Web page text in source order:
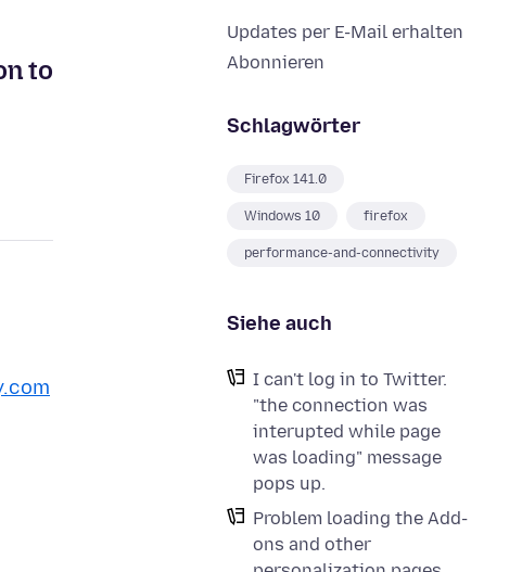
Updates per E-Mail erhalten
Abonnieren
Schlagwörter
Firefox 141.0
Windows 10 firefox
performance-and-connectivity
Siehe auch
I can't log in to Twitter.
"the connection was
interupted while page
was loading" message
pops up.
Problem loading the Add-
ons and other
to